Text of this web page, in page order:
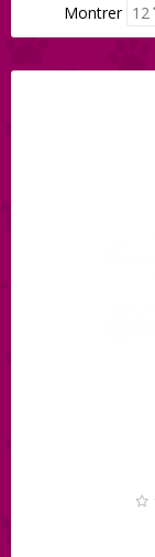
Montrer